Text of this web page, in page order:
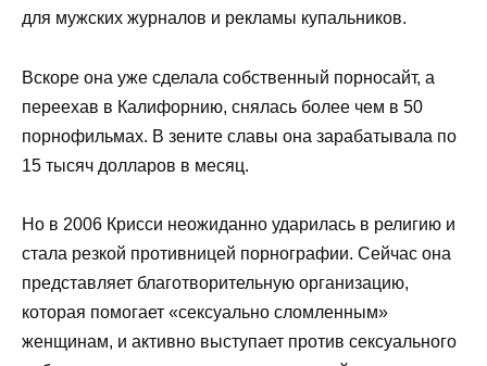
для мужских журналов и рекламы купальников.
Вскоре она уже сделала собственный порносайт, а
переехав в Калифорнию, снялась более чем в 50
порнофильмах. В зените славы она зарабатывала по
15 тысяч долларов в месяц.
Но в 2006 Крисси неожиданно ударилась в религию и
стала резкой противницей порнографии. Сейчас она
представляет благотворительную организацию,
которая помогает «сексуально сломленным»
женщинам, и активно выступает против сексуального